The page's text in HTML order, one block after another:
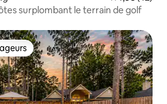
surplombant le terrain de golf
les plus appréciés